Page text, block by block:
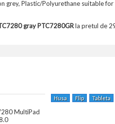
grey, Plastic/Polyurethane suitable
gray PTC7280GRla pretul de
MultiPad
Husa Flip Tableta